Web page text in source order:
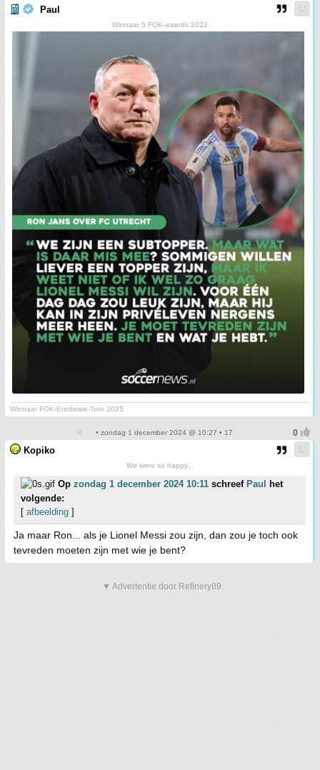
Paul
Winnaar 5 FOK-awards 2022
Winnaar FOK-Eredivisie-Toto 2025
• zondag 1 december 2024 @ 10:27 • 17
Kopiko
We were so happy...
Op zondag 1 december 2024 10:11 schreef Paul
het
volgende:
[ afbeelding ]
Ja maar Ron... als je Lionel Messi zou zijn, dan zou je toch ook
tevreden moeten zijn met wie je bent?
▼ Advertentie door Refinery89